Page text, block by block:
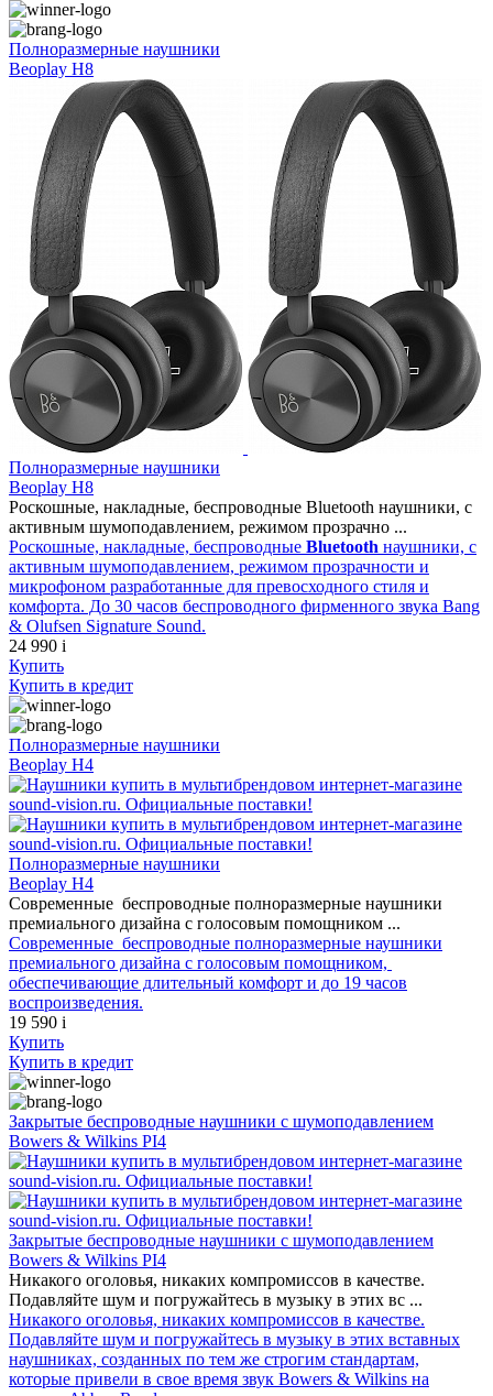
Полноразмерные наушники
Beoplay H8
Полноразмерные наушники
Beoplay H8
Роскошные, накладные, беспроводные Bluetooth наушники, с
активным шумоподавлением, режимом прозрачно ...
Роскошные, накладные, беспроводные Bluetooth наушники, с
активным шумоподавлением, режимом прозрачности и
микрофоном разработанные для превосходного стиля и
комфорта. До 30 часов беспроводного фирменного звука Bang
& Olufsen Signature Sound.
24 990 i
Купить
Купить в кредит
Полноразмерные наушники
Beoplay H4
Полноразмерные наушники
Beoplay H4
Современные беспроводные полноразмерные наушники
премиального дизайна с голосовым помощником ...
Современные беспроводные полноразмерные наушники
премиального дизайна с голосовым помощником,
обеспечивающие длительный комфорт и до 19 часов
воспроизведения.
19 590 i
Купить
Купить в кредит
Закрытые беспроводные наушники с шумоподавлением
Bowers & Wilkins PI4
Закрытые беспроводные наушники с шумоподавлением
Bowers & Wilkins PI4
Никакого оголовья, никаких компромиссов в качестве.
Подавляйте шум и погружайтесь в музыку в этих вс ...
Никакого оголовья, никаких компромиссов в качестве.
Подавляйте шум и погружайтесь в музыку в этих вставных
наушниках, созданных по тем же строгим стандартам,
которые привели в свое время звук Bowers & Wilkins на